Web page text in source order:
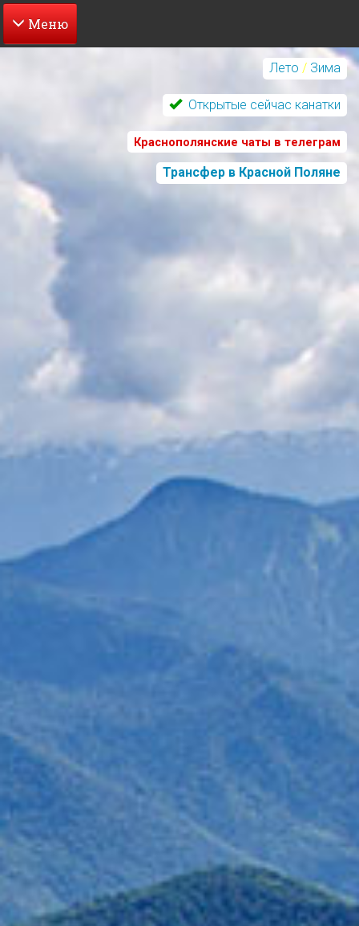
Перейти
Лето / Зима
Открытые сейчас канатки
Краснополянские чаты в телеграм
Трансфер в Красной Поляне